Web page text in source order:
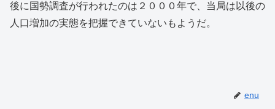
後に国勢調査が行われたのは２０００年で、当局は以後の
人口増加の実態を把握できていないもようだ。
enu